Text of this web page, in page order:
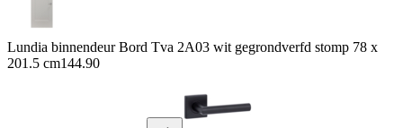
Lundia binnendeur Bord Tva 2A03 wit gegrondverfd stomp 78 x
201.5 cm144.90